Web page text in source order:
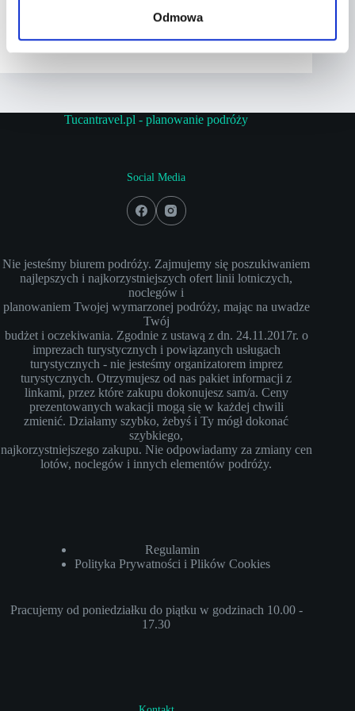
Odmowa
2023-12-03
Tucantravel.pl - planowanie podróży
Social Media
Nie jesteśmy biurem podróży. Zajmujemy się poszukiwaniem
najlepszych i najkorzystniejszych ofert linii lotniczych,
noclegów i
planowaniem Twojej wymarzonej podróży, mając na uwadze
Twój
budżet i oczekiwania. Zgodnie z ustawą z dn. 24.11.2017r. o
imprezach turystycznych i powiązanych usługach
turystycznych - nie jesteśmy organizatorem imprez
turystycznych. Otrzymujesz od nas pakiet informacji z
linkami, przez które zakupu dokonujesz sam/a. Ceny
prezentowanych wakacji mogą się w każdej chwili
zmienić. Działamy szybko, żebyś i Ty mógł dokonać
szybkiego,
najkorzystniejszego zakupu. Nie odpowiadamy za zmiany cen
lotów, noclegów i innych elementów podróży.
Regulamin
Polityka Prywatności i Plików Cookies
Pracujemy od poniedziałku do piątku w godzinach 10.00 -
17.30